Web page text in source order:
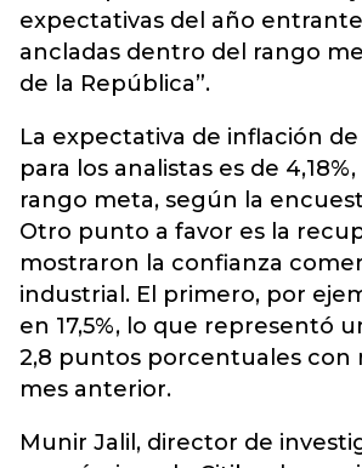
expectativas del año
ancladas dentro del rango
de la República”.
La expectativa de inflación
para los analistas es de 4,18%,
rango meta, según la
Otro punto a favor es la
mostraron la confianza
industrial. El primero, por
en 17,5%, lo que representó
2,8 puntos porcentuales con
mes anterior.
Munir Jalil, director de